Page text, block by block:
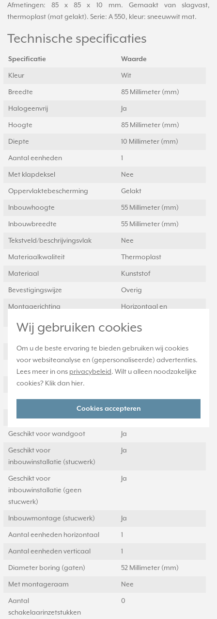
Wij gebruiken cookies
Om u de beste ervaring te bieden gebruiken wij cookies
voor websiteanalyse en (gepersonaliseerde) advertenties.
Lees meer in ons privacybeleid. Wilt u alleen noodzakelijke
cookies? Klik dan hier.
Cookies accepteren
Afmetingen: 85 x 85 x 10 mm. Gemaakt van slagvast,
thermoplast (mat gelakt). Serie: A 550, kleur: sneeuwwit mat.
Technische specificaties
Specificatie Waarde
Kleur Wit
Breedte 85 Millimeter (mm)
Halogeenvrij Ja
Hoogte 85 Millimeter (mm)
Diepte 10 Millimeter (mm)
Aantal eenheden 1
Met klapdeksel Nee
Oppervlaktebescherming Gelakt
Inbouwhoogte 55 Millimeter (mm)
Inbouwbreedte 55 Millimeter (mm)
Tekstveld/beschrijvingsvlak Nee
Materiaalkwaliteit Thermoplast
Materiaal Kunststof
Bevestigingswijze Overig
Montagerichting
Horizontaal en
RAL-nummer (vergelijkbaar)
Slagvastheid IK00
Beschermingsgraad (IP) IP2X
Geschikt voor vloerpot
Transparant Nee
Uitvoering oppervlakte Mat
Geschikt voor wandgoot Ja
Geschikt voor
inbouwinstallatie (stucwerk)
Ja
Geschikt voor
inbouwinstallatie (geen
stucwerk)
Ja
Inbouwmontage (stucwerk) Ja
Aantal eenheden horizontaal 1
Aantal eenheden verticaal 1
Diameter boring (gaten) 52 Millimeter (mm)
Met montageraam Nee
Aantal
schakelaarinzetstukken
0